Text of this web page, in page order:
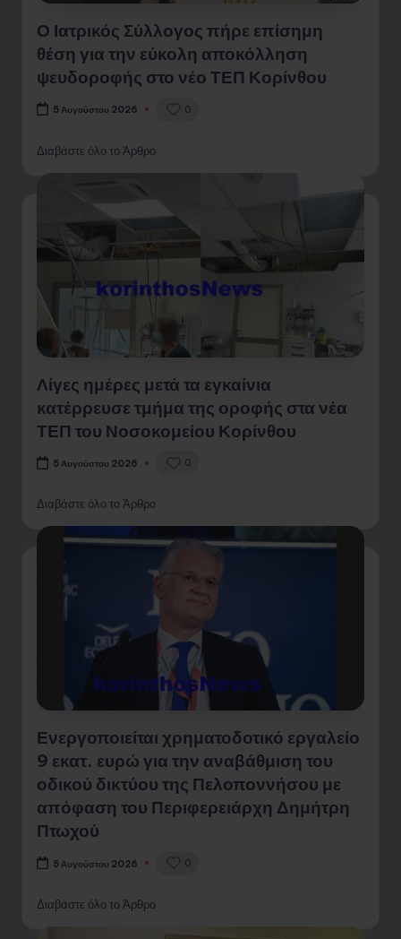
Ο Ιατρικός Σύλλογος πήρε επίσημη
θέση για την εύκολη αποκόλληση
ψευδοροφής στο νέο ΤΕΠ Κορίνθου
5 Αυγούστου 2026 0
Διαβάστε όλο το Άρθρο
Λίγες ημέρες μετά τα εγκαίνια
κατέρρευσε τμήμα της οροφής στα νέα
ΤΕΠ του Νοσοκομείου Κορίνθου
5 Αυγούστου 2026 0
Διαβάστε όλο το Άρθρο
Ενεργοποιείται χρηματοδοτικό εργαλείο
9 εκατ. ευρώ για την αναβάθμιση του
οδικού δικτύου της Πελοποννήσου με
απόφαση του Περιφερειάρχη Δημήτρη
Πτωχού
5 Αυγούστου 2026 0
Διαβάστε όλο το Άρθρο